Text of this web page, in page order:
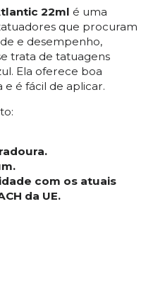
22ml é uma
que procuram
e desempenho,
trata de tatuagens
Ela oferece boa
e é fácil de aplicar.
com os atuais
da UE.